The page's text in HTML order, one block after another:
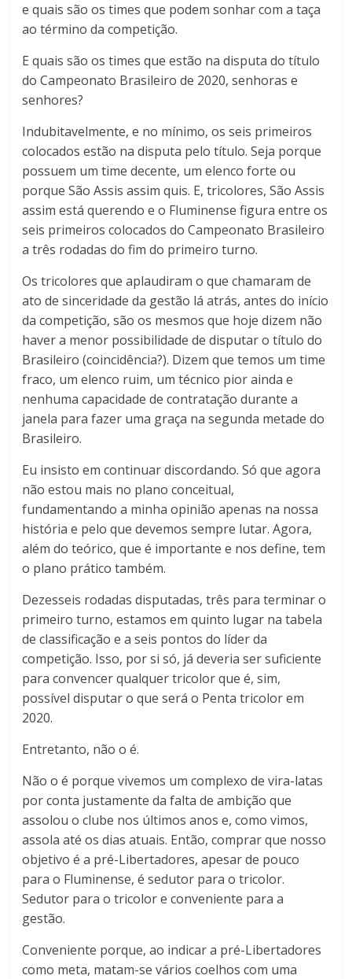
e quais são os times que podem sonhar com a taça
ao término da competição.
E quais são os times que estão na disputa do título
do Campeonato Brasileiro de 2020, senhoras e
senhores?
Indubitavelmente, e no mínimo, os seis primeiros
colocados estão na disputa pelo título. Seja porque
possuem um time decente, um elenco forte ou
porque São Assis assim quis. E, tricolores, São Assis
assim está querendo e o Fluminense figura entre os
seis primeiros colocados do Campeonato Brasileiro
a três rodadas do fim do primeiro turno.
Os tricolores que aplaudiram o que chamaram de
ato de sinceridade da gestão lá atrás, antes do início
da competição, são os mesmos que hoje dizem não
haver a menor possibilidade de disputar o título do
Brasileiro (coincidência?). Dizem que temos um time
fraco, um elenco ruim, um técnico pior ainda e
nenhuma capacidade de contratação durante a
janela para fazer uma graça na segunda metade do
Brasileiro.
Eu insisto em continuar discordando. Só que agora
não estou mais no plano conceitual,
fundamentando a minha opinião apenas na nossa
história e pelo que devemos sempre lutar. Agora,
além do teórico, que é importante e nos define, tem
o plano prático também.
Dezesseis rodadas disputadas, três para terminar o
primeiro turno, estamos em quinto lugar na tabela
de classificação e a seis pontos do líder da
competição. Isso, por si só, já deveria ser suficiente
para convencer qualquer tricolor que é, sim,
possível disputar o que será o Penta tricolor em
2020.
Entretanto, não o é.
Não o é porque vivemos um complexo de vira-latas
por conta justamente da falta de ambição que
assolou o clube nos últimos anos e, como vimos,
assola até os dias atuais. Então, comprar que nosso
objetivo é a pré-Libertadores, apesar de pouco
para o Fluminense, é sedutor para o tricolor.
Sedutor para o tricolor e conveniente para a
gestão.
Conveniente porque, ao indicar a pré-Libertadores
como meta, matam-se vários coelhos com uma